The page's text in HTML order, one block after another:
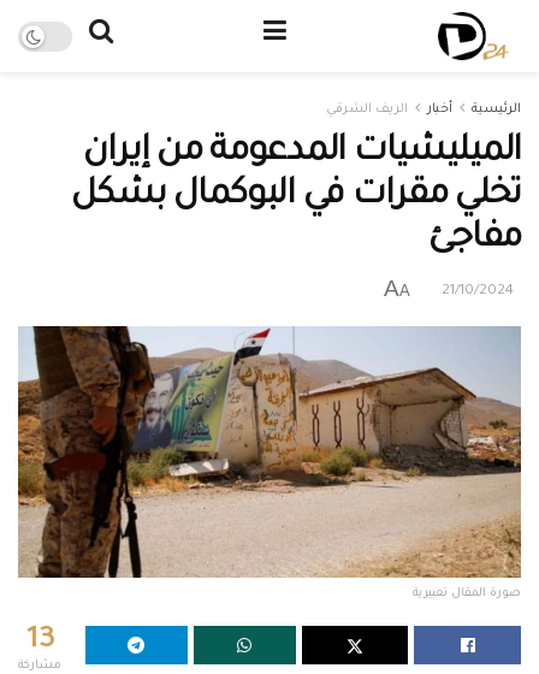
الرئيسية أخبار الريف الشرقي
الميليشيات المدعومة من إيران
تخلي مقرات في البوكمال بشكل
مفاجئ
21/10/2024
A
A
صورة المقال تعبيرية
13
مشاركة